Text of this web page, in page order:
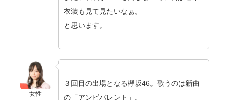
衣装も見て見たいなぁ。
と思います。
女性
３回目の出場となる欅坂46。歌うのは新曲
の「アンビバレント」。